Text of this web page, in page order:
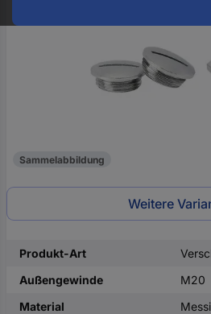
Sammelabbildung
Weitere
Produkt-Art
Außengewinde
M20
Material